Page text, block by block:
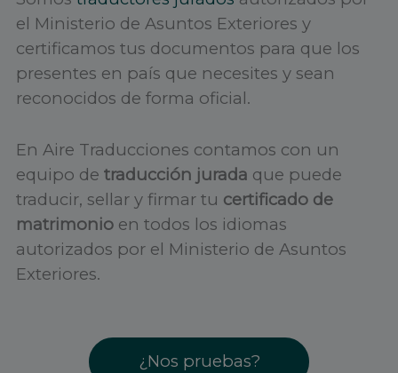
el Ministerio de Asuntos Exteriores y
certificamos tus documentos para que los
presentes en país que necesites y sean
reconocidos de forma oficial.
En Aire Traducciones contamos con un
equipo detraducción jurada que puede
traducir, sellar y firmar tu certificado de
matrimonio en todos los idiomas
autorizados por el Ministerio de Asuntos
Exteriores.
¿Nos pruebas?